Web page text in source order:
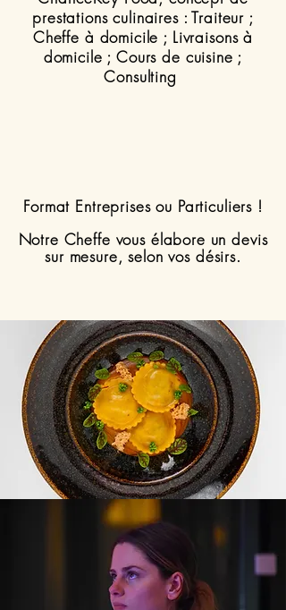
prestations culinaires : Traiteur ;
Cheffe à domicile ; Livraisons à
domicile ; Cours de cuisine ;
Consulting
Format Entreprises ou Particuliers !
Notre Cheffe vous élabore un devis
sur mesure, selon vos désirs.